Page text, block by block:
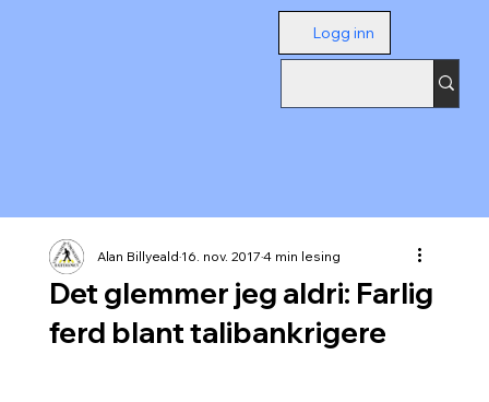
Logg inn
Det glemmer jeg aldri: Farlig
ferd blant talibankrigere
Alan Billyeald16. nov. 20174 min lesing